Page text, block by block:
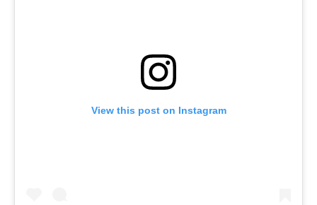
View this post on Instagram